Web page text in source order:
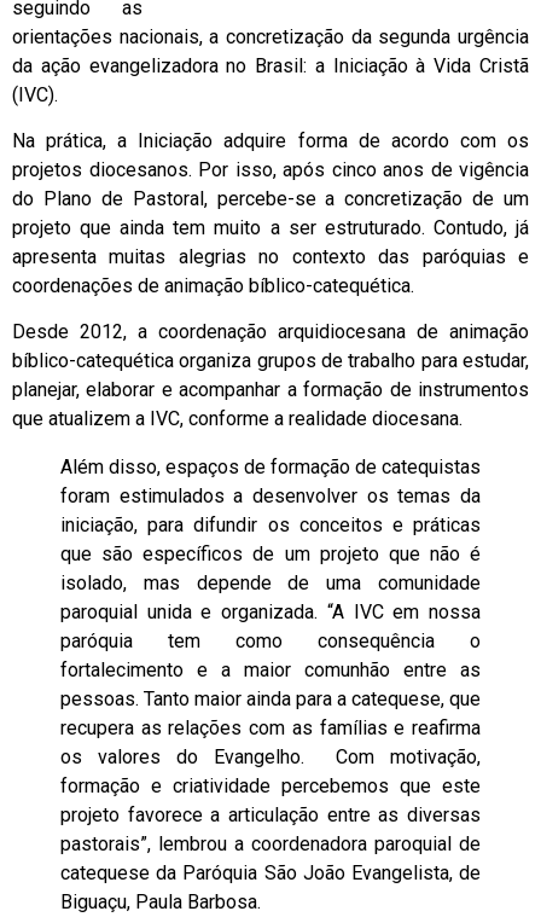
seguindo as
orientações nacionais, a concretização da segunda urgência
da ação evangelizadora no Brasil: a Iniciação à Vida Cristã
(IVC).
Na prática, a Iniciação adquire forma de acordo com os
projetos diocesanos. Por isso, após cinco anos de vigência
do Plano de Pastoral, percebe-se a concretização de um
projeto que ainda tem muito a ser estruturado. Contudo, já
apresenta muitas alegrias no contexto das paróquias e
coordenações de animação bíblico-catequética.
Desde 2012, a coordenação arquidiocesana de animação
bíblico-catequética organiza grupos de trabalho para estudar,
planejar, elaborar e acompanhar a formação de instrumentos
que atualizem a IVC, conforme a realidade diocesana.
Além disso, espaços de formação de catequistas
foram estimulados a desenvolver os temas da
iniciação, para difundir os conceitos e práticas
que são específicos de um projeto que não é
isolado, mas depende de uma comunidade
paroquial unida e organizada. “A IVC em nossa
paróquia tem como consequência o
fortalecimento e a maior comunhão entre as
pessoas. Tanto maior ainda para a catequese, que
recupera as relações com as famílias e reafirma
os valores do Evangelho. Com motivação,
formação e criatividade percebemos que este
projeto favorece a articulação entre as diversas
pastorais”, lembrou a coordenadora paroquial de
catequese da Paróquia São João Evangelista, de
Biguaçu, Paula Barbosa.